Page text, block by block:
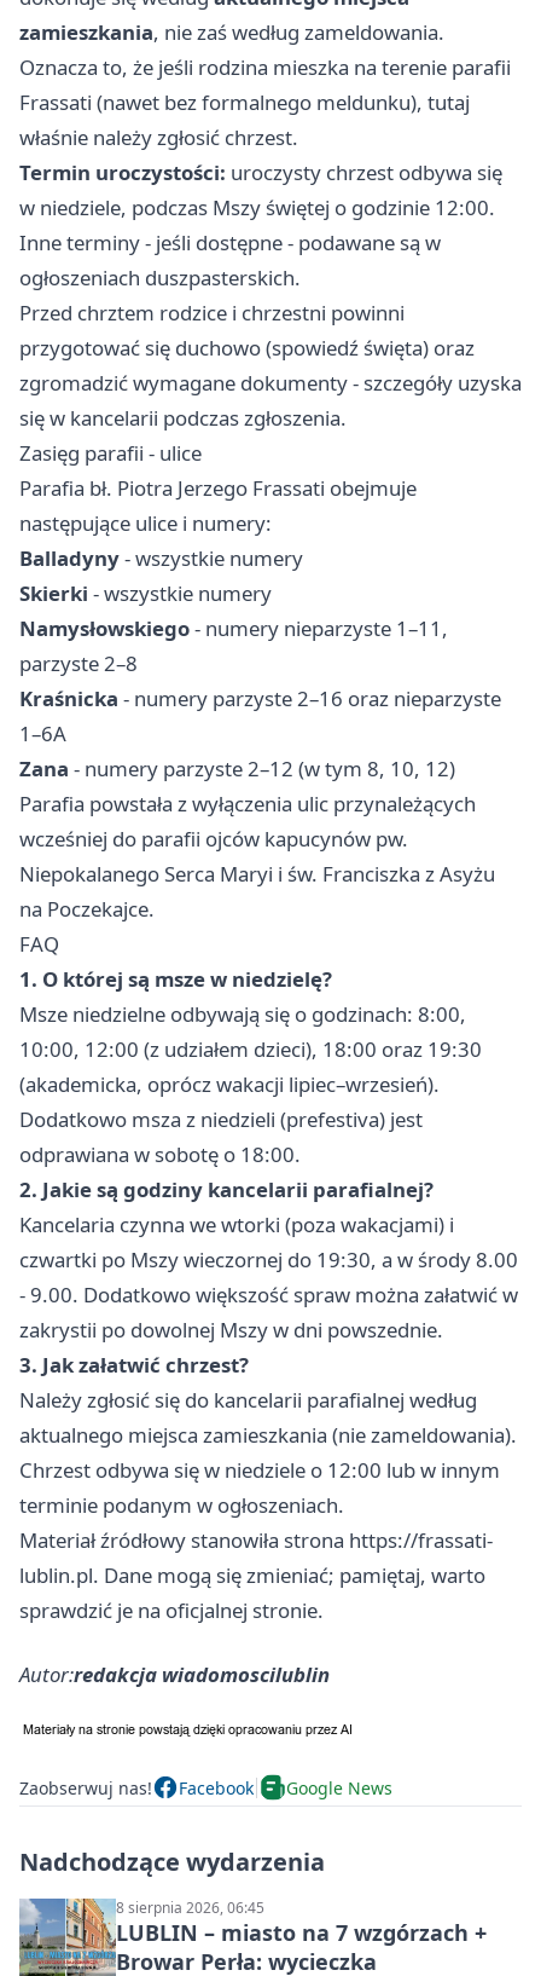
zamieszkania, nie zaś według zameldowania.
Oznacza to, że jeśli rodzina mieszka na terenie parafii
Frassati (nawet bez formalnego meldunku), tutaj
właśnie należy zgłosić chrzest.
Termin uroczystości: uroczysty chrzest odbywa się
w niedziele, podczas Mszy świętej o godzinie 12:00.
Inne terminy - jeśli dostępne - podawane są w
ogłoszeniach duszpasterskich.
Przed chrztem rodzice i chrzestni powinni
przygotować się duchowo (spowiedź święta) oraz
zgromadzić wymagane dokumenty - szczegóły uzyska
się w kancelarii podczas zgłoszenia.
Zasięg parafii - ulice
Parafia bł. Piotra Jerzego Frassati obejmuje
następujące ulice i numery:
Balladyny- wszystkie numery
Skierki - wszystkie numery
Namysłowskiego- numery nieparzyste 1–11,
parzyste 2–8
Kraśnicka - numery parzyste 2–16 oraz nieparzyste
1–6A
Zana - numery parzyste 2–12 (w tym 8, 10, 12)
Parafia powstała z wyłączenia ulic przynależących
wcześniej do parafii ojców kapucynów pw.
Niepokalanego Serca Maryi i św. Franciszka z Asyżu
na Poczekajce.
FAQ
1. O której są msze w niedzielę?
Msze niedzielne odbywają się o godzinach: 8:00,
10:00, 12:00 (z udziałem dzieci), 18:00 oraz 19:30
(akademicka, oprócz wakacji lipiec–wrzesień).
Dodatkowo msza z niedzieli (prefestiva) jest
odprawiana w sobotę o 18:00.
2. Jakie są godziny kancelarii parafialnej?
Kancelaria czynna we wtorki (poza wakacjami) i
czwartki po Mszy wieczornej do 19:30, a w środy 8.00
- 9.00. Dodatkowo większość spraw można załatwić w
zakrystii po dowolnej Mszy w dni powszednie.
3. Jak załatwić chrzest?
Należy zgłosić się do kancelarii parafialnej według
aktualnego miejsca zamieszkania (nie zameldowania).
Chrzest odbywa się w niedziele o 12:00 lub w innym
terminie podanym w ogłoszeniach.
Materiał źródłowy stanowiła strona https://frassati-
lublin.pl. Dane mogą się zmieniać; pamiętaj, warto
sprawdzić je na oficjalnej stronie.
Autor:redakcja wiadomoscilublin
Zaobserwuj nas! Facebook Google News
Nadchodzące wydarzenia
8 sierpnia 2026, 06:45
LUBLIN – miasto na 7 wzgórzach +
Browar Perła: wycieczka